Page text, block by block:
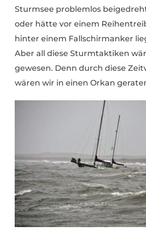
Sturmsee problemlos
oder hätte vor einem
hinter einem Fallschirmanker
Aber all diese Sturmtaktiken
gewesen. Denn durch diese
wären wir in einen Orkan